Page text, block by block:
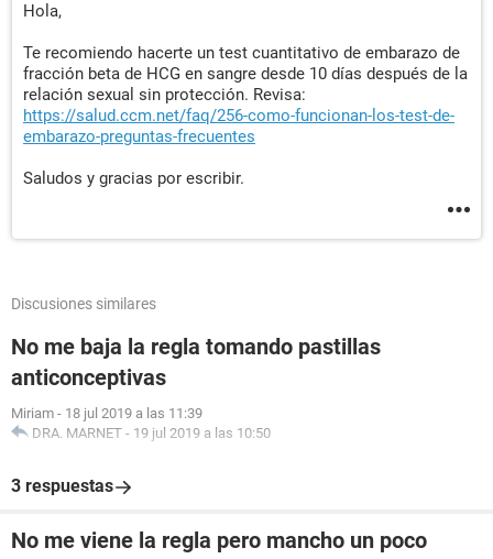
Hola,
Te recomiendo hacerte un test cuantitativo de embarazo de
fracción beta de HCG en sangre desde 10 días después de la
relación sexual sin protección. Revisa:
https://salud.ccm.net/faq/256-como-funcionan-los-test-de-
embarazo-preguntas-frecuentes
Saludos y gracias por escribir.
Discusiones similares
No me baja la regla tomando pastillas
anticonceptivas
Miriam - 18 jul 2019 a las 11:39
DRA. MARNET - 19 jul 2019 a las 10:50
3 respuestas
No me viene la regla pero mancho un poco